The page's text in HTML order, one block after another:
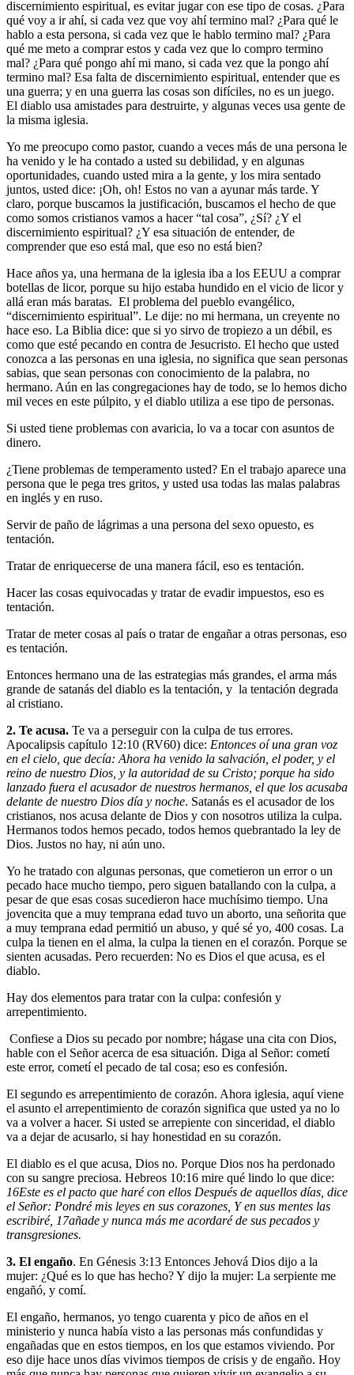
discernimiento espiritual, es evitar jugar con ese tipo de cosas. ¿Para
qué voy a ir ahí, si cada vez que voy ahí termino mal? ¿Para qué le
hablo a esta persona, si cada vez que le hablo termino mal? ¿Para
qué me meto a comprar estos y cada vez que lo compro termino
mal? ¿Para qué pongo ahí mi mano, si cada vez que la pongo ahí
termino mal? Esa falta de discernimiento espiritual, entender que es
una guerra; y en una guerra las cosas son difíciles, no es un juego.
El diablo usa amistades para destruirte, y algunas veces usa gente de
la misma iglesia.
Yo me preocupo como pastor, cuando a veces más de una persona le
ha venido y le ha contado a usted su debilidad, y en algunas
oportunidades, cuando usted mira a la gente, y los mira sentado
juntos, usted dice: ¡Oh, oh! Estos no van a ayunar más tarde. Y
claro, porque buscamos la justificación, buscamos el hecho de que
como somos cristianos vamos a hacer “tal cosa”, ¿Sí? ¿Y el
discernimiento espiritual? ¿Y esa situación de entender, de
comprender que eso está mal, que eso no está bien?
Hace años ya, una hermana de la iglesia iba a los EEUU a comprar
botellas de licor, porque su hijo estaba hundido en el vicio de licor y
allá eran más baratas. El problema del pueblo evangélico,
“discernimiento espiritual”. Le dije: no mi hermana, un creyente no
hace eso. La Biblia dice: que si yo sirvo de tropiezo a un débil, es
como que esté pecando en contra de Jesucristo. El hecho que usted
conozca a las personas en una iglesia, no significa que sean personas
sabias, que sean personas con conocimiento de la palabra, no
hermano. Aún en las congregaciones hay de todo, se lo hemos dicho
mil veces en este púlpito, y el diablo utiliza a ese tipo de personas.
Si usted tiene problemas con avaricia, lo va a tocar con asuntos de
dinero.
¿Tiene problemas de temperamento usted? En el trabajo aparece una
persona que le pega tres gritos, y usted usa todas las malas palabras
en inglés y en ruso.
Servir de paño de lágrimas a una persona del sexo opuesto, es
tentación.
Tratar de enriquecerse de una manera fácil, eso es tentación.
Hacer las cosas equivocadas y tratar de evadir impuestos, eso es
tentación.
Tratar de meter cosas al país o tratar de engañar a otras personas, eso
es tentación.
Entonces hermano una de las estrategias más grandes, el arma más
grande de satanás del diablo es la tentación, y la tentación degrada
al cristiano.
2. Te acusa. Te va a perseguir con la culpa de tus errores.
Apocalipsis capítulo 12:10 (RV60) dice: Entonces oí una gran voz
en el cielo, que decía: Ahora ha venido la salvación, el poder, y el
reino de nuestro Dios, y la autoridad de su Cristo; porque ha sido
lanzado fuera el acusador de nuestros hermanos, el que los acusaba
delante de nuestro Dios día y noche. Satanás es el acusador de los
cristianos, nos acusa delante de Dios y con nosotros utiliza la culpa.
Hermanos todos hemos pecado, todos hemos quebrantado la ley de
Dios. Justos no hay, ni aún uno.
Yo he tratado con algunas personas, que cometieron un error o un
pecado hace mucho tiempo, pero siguen batallando con la culpa, a
pesar de que esas cosas sucedieron hace muchísimo tiempo. Una
jovencita que a muy temprana edad tuvo un aborto, una señorita que
a muy temprana edad permitió un abuso, y qué sé yo, 400 cosas. La
culpa la tienen en el alma, la culpa la tienen en el corazón. Porque se
sienten acusadas. Pero recuerden: No es Dios el que acusa, es el
diablo.
Hay dos elementos para tratar con la culpa: confesión y
arrepentimiento.
Confiese a Dios su pecado por nombre; hágase una cita con Dios,
hable con el Señor acerca de esa situación. Diga al Señor: cometí
este error, cometí el pecado de tal cosa; eso es confesión.
El segundo es arrepentimiento de corazón. Ahora iglesia, aquí viene
el asunto el arrepentimiento de corazón significa que usted ya no lo
va a volver a hacer. Si usted se arrepiente con sinceridad, el diablo
va a dejar de acusarlo, si hay honestidad en su corazón.
El diablo es el que acusa, Dios no. Porque Dios nos ha perdonado
con su sangre preciosa. Hebreos 10:16 mire qué lindo lo que dice:
16Este es el pacto que haré con ellos Después de aquellos días, dice
el Señor: Pondré mis leyes en sus corazones, Y en sus mentes las
escribiré, 17añade y nunca más me acordaré de sus pecados y
transgresiones.
3. El engaño. En Génesis 3:13 Entonces Jehová Dios dijo a la
mujer: ¿Qué es lo que has hecho? Y dijo la mujer: La serpiente me
engañó, y comí.
El engaño, hermanos, yo tengo cuarenta y pico de años en el
ministerio y nunca había visto a las personas más confundidas y
engañadas que en estos tiempos, en los que estamos viviendo. Por
eso dije hace unos días vivimos tiempos de crisis y de engaño. Hoy